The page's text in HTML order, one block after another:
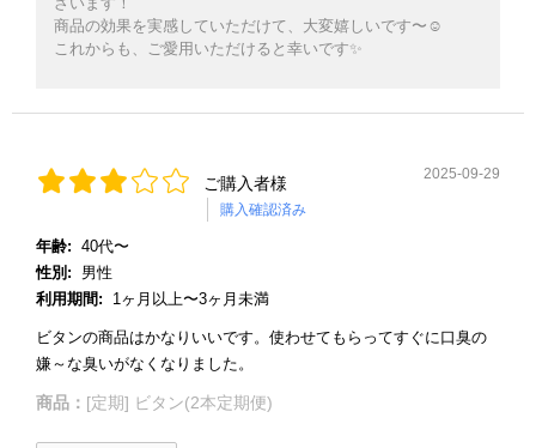
商品の効果を実感していただけて、大変嬉しいです〜☺️
これからも、ご愛用いただけると幸いです✨
ご購入者様
購入確認済み
2025-09-29
年齢: 40代〜
性別:
男性
利用期間:
1ヶ月以上〜3ヶ月未満
ビタンの商品はかなりいいです。使わせてもらってすぐに口臭の
嫌～な臭いがなくなりました。
商品： [定期] ビタン(2本定期便)